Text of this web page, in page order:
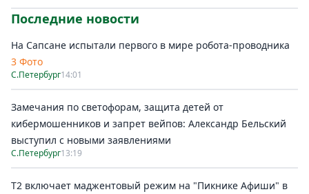
Последние новости
На Сапсане испытали первого в мире робота-проводника
3 Фото
С.Петербург14:01
Замечания по светофорам, защита детей от
кибермошенников и запрет вейпов: Александр Бельский
выступил с новыми заявлениями
С.Петербург13:19
Т2 включает маджентовый режим на "Пикнике Афиши" в